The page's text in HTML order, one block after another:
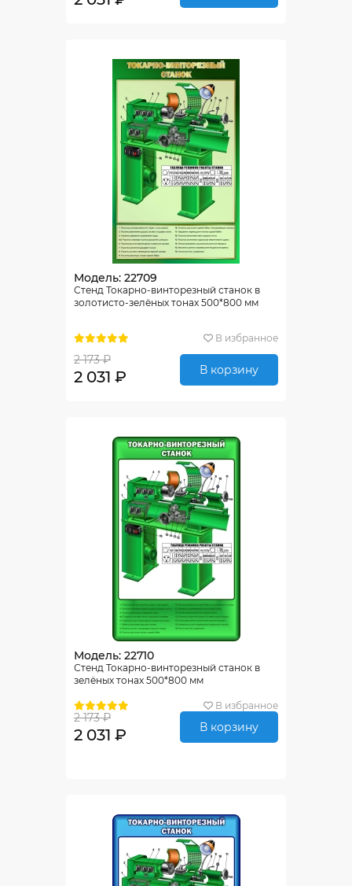
Модель: 22709
Стенд Токарно-винторезный станок в
золотисто-зелёных тонах 500*800 мм
В избранное
2 173 ₽
2 031 ₽ В корзину
Модель: 22710
Стенд Токарно-винторезный станок в
зелёных тонах 500*800 мм
В избранное
2 173 ₽
2 031 ₽ В корзину